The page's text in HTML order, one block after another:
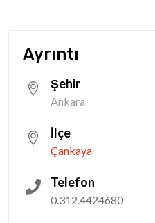
Ayrıntı
Şehir
Ankara
İlçe
Çankaya
Telefon
0.312.4424680